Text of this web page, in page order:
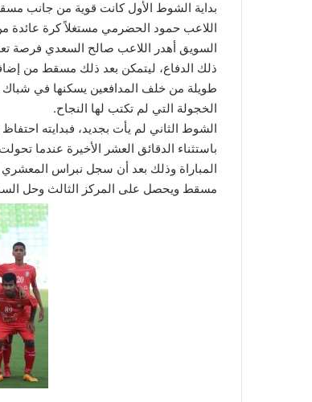
اللاعب حمود الحضرمي مستغلاً كرة عائدة
السويق أهدر اللاعب صالح السعدي فرصة
طويلة من خلف المدافعين يسكنها في شباك
الخجولة التي لم تكتب لها النجاح.
الشوط الثاني لم يأت بجديد، فبدايته
باستثناء الدقائق العشر الأخيرة عندما
مسقط ويحصل على المركز الثالث وحل